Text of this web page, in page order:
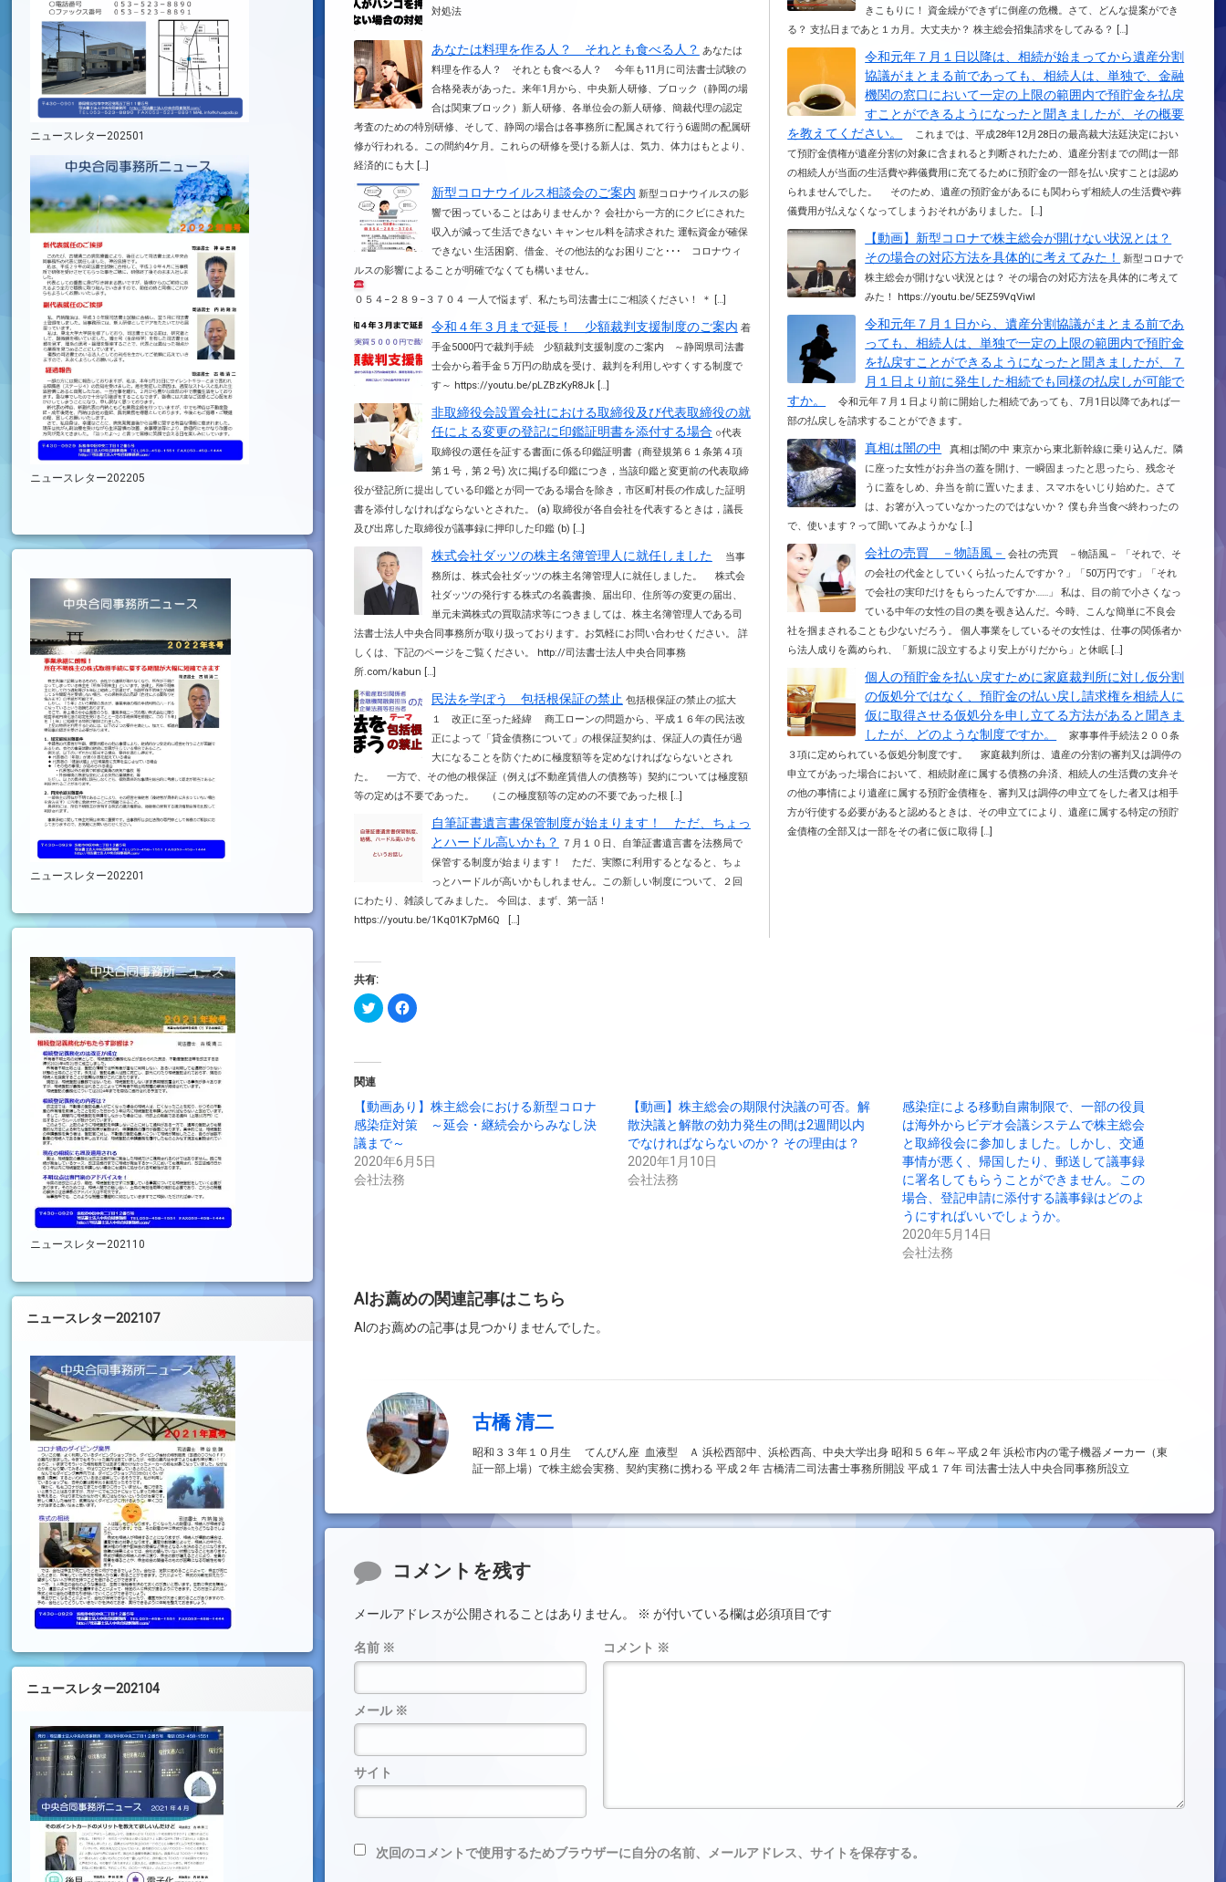
対処法
あなたは料理を作る人？ それとも食べる人？ あなたは
料理を作る人？ それとも食べる人？ 今年も11月に司法書士試験の
合格発表があった。来年1月から、中央新人研修、ブロック（静岡の場
合は関東ブロック）新人研修、各単位会の新人研修、簡裁代理の認定
考査のための特別研修、そして、静岡の場合は各事務所に配属されて行う6週間の配属研
修が行われる。この間約4ケ月。これらの研修を受ける新人は、気力、体力はもとより、
経済的にも大 […]
新型コロナウイルス相談会のご案内 新型コロナウイルスの影
響で困っていることはありませんか？ 会社から一方的にクビにされた
収入が減って生活できない キャンセル料を請求された 運転資金が確保
できない 生活困窮、借金、その他法的なお困りごと･･･ コロナウィ
ルスの影響によることが明確でなくても構いません。
０５４−２８９−３７０４ 一人で悩まず、私たち司法書士にご相談ください！ ＊ […]
令和４年３月まで延長！ 少額裁判支援制度のご案内 着
手金5000円で裁判手続 少額裁判支援制度のご案内 ～静岡県司法書
士会から着手金５万円の助成を受け、裁判を利用しやすくする制度で
す～ https://youtu.be/pLZBzKyR8Jk […]
非取締役会設置会社における取締役及び代表取締役の就
任による変更の登記に印鑑証明書を添付する場合 ○代表
取締役の選任を証する書面に係る印鑑証明書（商登規第６１条第４項
第１号，第２号) 次に掲げる印鑑につき，当該印鑑と変更前の代表取締
役が登記所に提出している印鑑とが同一である場合を除き，市区町村長の作成した証明
書を添付しなければならないとされた。 (a) 取締役が各自会社を代表するときは，議長
及び出席した取締役が議事録に押印した印鑑 (b) […]
株式会社ダッツの株主名簿管理人に就任しました
当事
務所は、株式会社ダッツの株主名簿管理人に就任しました。 株式会
社ダッツの発行する株式の名義書換、届出印、住所等の変更の届出、
単元未満株式の買取請求等につきましては、株主名簿管理人である司
法書士法人中央合同事務所が取り扱っております。お気軽にお問い合わせください。 詳
しくは、下記のページをご覧ください。 http://司法書士法人中央合同事務
所.com/kabun […]
民法を学ぼう 包括根保証の禁止 包括根保証の禁止の拡大
１ 改正に至った経緯 商工ローンの問題から、平成１６年の民法改
正によって「貸金債務について」の根保証契約は、保証人の責任が過
大になることを防ぐために極度額等を定めなければならないとされ
た。 一方で、その他の根保証（例えば不動産賃借人の債務等）契約については極度額
等の定めは不要であった。 （この極度額等の定めの不要であった根 […]
自筆証書遺言書保管制度が始まります！ ただ、ちょっ
とハードル高いかも？
７月１０日、自筆証書遺言書を法務局で
保管する制度が始まります！ ただ、実際に利用するとなると、ちょ
っとハードルが高いかもしれません。この新しい制度について、２回
にわたり、雑談してみました。 今回は、まず、第一話！
https://youtu.be/1Kq01K7pM6Q […]
きこもりに！ 資金繰ができずに倒産の危機。さて、どんな提案ができ
る？ 支払日まであと１カ月。大丈夫か？ 株主総会招集請求をしてみる？ […]
令和元年７月１日以降は、相続が始まってから遺産分割
協議がまとまる前であっても、相続人は、単独で、金融
機関の窓口において一定の上限の範囲内で預貯金を払戻
すことができるようになったと聞きましたが、その概要
を教えてください。
これまでは、平成28年12月28日の最高裁大法廷決定におい
て預貯金債権が遺産分割の対象に含まれると判断されたため、遺産分割までの間は一部
の相続人が当面の生活費や葬儀費用に充てるために預貯金の一部を払い戻すことは認め
られませんでした。 そのため、遺産の預貯金があるにも関わらず相続人の生活費や葬
儀費用が払えなくなってしまうおそれがありました。 […]
【動画】新型コロナで株主総会が開けない状況とは？
その場合の対応方法を具体的に考えてみた！
新型コロナで
株主総会が開けない状況とは？ その場合の対応方法を具体的に考えて
みた！ https://youtu.be/5EZ59VqViwI
令和元年７月１日から、遺産分割協議がまとまる前であ
っても、相続人は、単独で一定の上限の範囲内で預貯金
を払戻すことができるようになったと聞きましたが、７
月１日より前に発生した相続でも同様の払戻しが可能で
すか。
令和元年７月１日より前に開始した相続であっても、7月1日以降であれば一
部の払戻しを請求することができます。
真相は闇の中
真相は闇の中 東京から東北新幹線に乗り込んだ。隣
に座った女性がお弁当の蓋を開け、一瞬固まったと思ったら、残念そ
うに蓋をしめ、弁当を前に置いたまま、スマホをいじり始めた。さて
は、お箸が入っていなかったのではないか？ 僕も弁当食べ終わったの
で、使います？って聞いてみようかな […]
会社の売買 －物語風－ 会社の売買 －物語風－ 「それで、そ
の会社の代金としていくら払ったんですか？」「50万円です」「それ
で会社の実印だけをもらったんですか……」 私は、目の前で小さくなっ
ている中年の女性の目の奥を覗き込んだ。今時、こんな簡単に不良会
社を掴まされることも少ないだろう。 個人事業をしているその女性は、仕事の関係者か
ら法人成りを薦められ、「新規に設立するより安上がりだから」と休眠 […]
個人の預貯金を払い戻すために家庭裁判所に対し仮分割
の仮処分ではなく、預貯金の払い戻し請求権を相続人に
仮に取得させる仮処分を申し立てる方法があると聞きま
したが、どのような制度ですか。
家事事件手続法２００条
３項に定められている仮処分制度です。 家庭裁判所は、遺産の分割の審判又は調停の
申立てがあった場合において、相続財産に属する債務の弁済、相続人の生活費の支弁そ
の他の事情により遺産に属する預貯金債権を、審判又は調停の申立てをした者又は相手
方が行使する必要があると認めるときは、その申立てにより、遺産に属する特定の預貯
金債権の全部又は一部をその者に仮に取得 […]
共有:
ク
リ
て
有
(新
し
い
ウ
ィ
ン
ド
ウ
Facebook
で
リ
ッ
ク
し
く
だ
で
開
き
ま
す)
関連
【動画あり】株主総会における新型コロナ
感染症対策 ～延会・継続会からみなし決
議まで～
2020年6月5日
会社法務
【動画】株主総会の期限付決議の可否。解
散決議と解散の効力発生の間は2週間以内
でなければならないのか？ その理由は？
2020年1月10日
会社法務
感染症による移動自粛制限で、一部の役員
は海外からビデオ会議システムで株主総会
と取締役会に参加しました。しかし、交通
事情が悪く、帰国したり、郵送して議事録
に署名してもらうことができません。この
場合、登記申請に添付する議事録はどのよ
うにすればいいでしょうか。
2020年5月14日
会社法務
AIお薦めの関連記事はこちら
AIのお薦めの記事は見つかりませんでした。
古橋 清二
昭和３３年１０月生 てんびん座 血液型 Ａ 浜松西部中、浜松西高、中央大学出身 昭和５６年～平成２年 浜松市内の電子機器メーカー（東
証一部上場）で株主総会実務、契約実務に携わる 平成２年 古橋清二司法書士事務所開設 平成１７年 司法書士法人中央合同事務所設立
コメントコメントを残す
メールアドレスが公開されることはありません。 ※ が付いている欄は必須項目です
コメント ※
名前 ※
メール ※
サイト
次回のコメントで使用するためブラウザーに自分の名前、メールアドレス、サイトを保存する。
ニュースレター202501
ニュースレター202205
ニュースレター202201
ニュースレター202110
ニュースレター202107
ニュースレター202104